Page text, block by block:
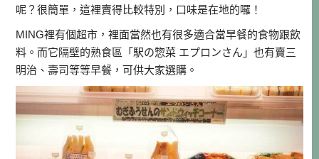
呢？很簡單，這裡賣得比較特別，口味是在地的囉！
MING裡有個超市，裡面當然也有很多適合當早餐的食物跟飲
料。而它隔壁的熟食區「駅の惣菜 エプロンさん」也有賣三
明治、壽司等等早餐，可供大家選購。